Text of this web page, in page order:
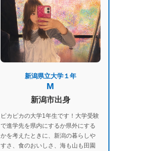
新潟県立大学１年
M
新潟市出身
ピカピカの大学1年生です！大学受験
で進学先を県内にするか県外にする
かを考えたときに、新潟の暮らしや
すさ、食のおいしさ、海も山も田園